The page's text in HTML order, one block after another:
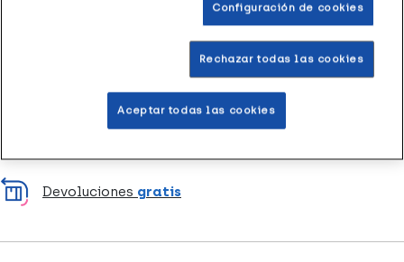
Entrega rápida y gratuitaen farmacia
Envío a domicilioen 24-48h laborables
Devoluciones gratis
Configuración de cookies
Rechazar todas las cookies
Aceptar todas las cookies